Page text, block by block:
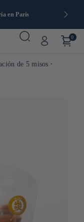
en París
0
de 5 misos ⋅